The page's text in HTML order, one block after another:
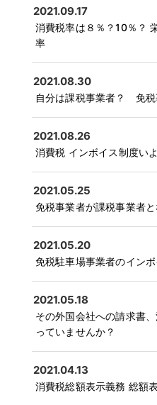
消費税率は８％？10％？
率
2021.09.17
自分は課税事業者？ 免税
2021.08.30
消費税 インボイス制度い
2021.08.26
免税事業者が課税事業者
2021.05.25
免税駐車場事業者のイン
2021.05.20
その外国会社への請求書
っていませんか？
2021.05.18
消費税総額表示義務 総額
2021.04.13